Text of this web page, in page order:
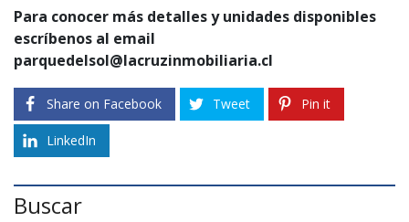
Para conocer más detalles y unidades disponibles
escríbenos al email
parquedelsol@lacruzinmobiliaria.cl
Share on Facebook Tweet Pin it
LinkedIn
Buscar